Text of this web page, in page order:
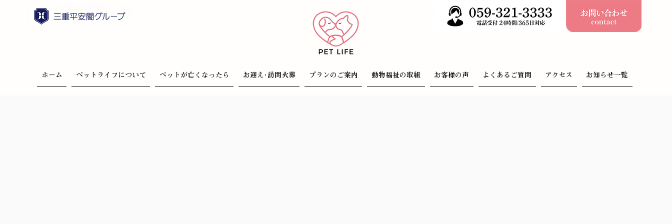
ホーム ペットライフについて ペットが亡くなったら お迎え･訪問火葬 プランのご案内 動物福祉の取組 お客様の声 よくあるご質問 アクセス お知らせ一覧